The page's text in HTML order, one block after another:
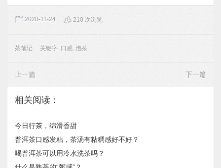
2020-11-24 210 次浏览
茶笔记 关键字: 口感 泡茶
上一篇 下一篇
相关阅读：
今日行茶，绵滑香甜
普洱茶口感发粘，茶汤有粘稠感好不好？
喝普洱茶可以用冷水洗茶吗？